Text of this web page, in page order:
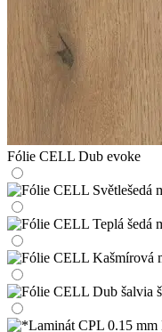
Fólie CELL Dub evoke